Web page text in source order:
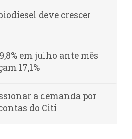
deve crescer
em julho ante mês
17,1%
a demanda por
do Citi